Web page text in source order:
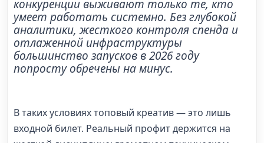
конкуренции выживают только те, кто
умеет работать системно. Без глубокой
аналитики, жесткого контроля спенда и
отлаженной инфраструктуры
большинство запусков в 2026 году
попросту обречены на минус.
В таких условиях топовый креатив — это лишь
входной билет. Реальный профит держится на